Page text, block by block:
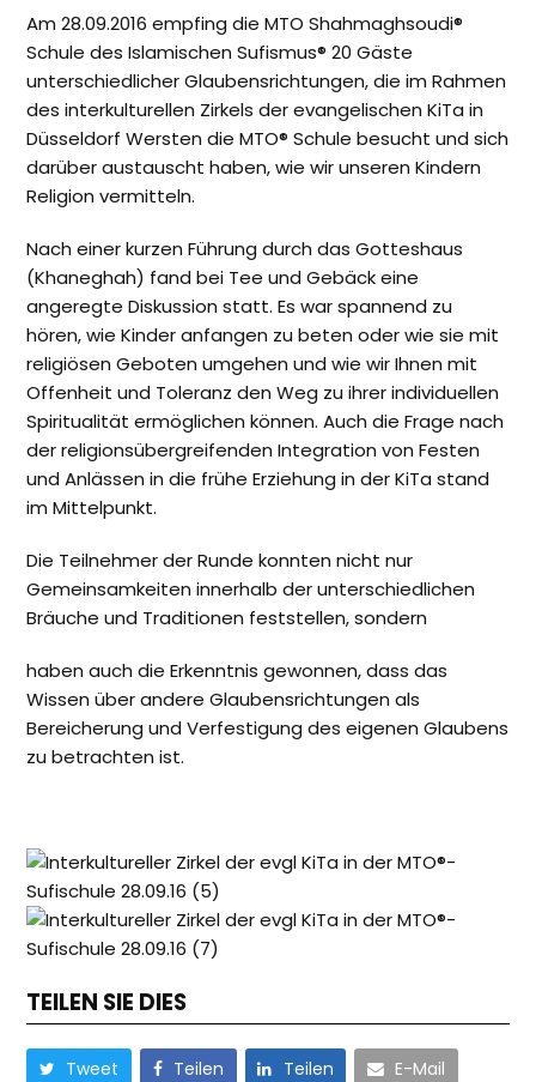
Am 28.09.2016 empfing die MTO Shahmaghsoudi®
Schule des Islamischen Sufismus® 20 Gäste
unterschiedlicher Glaubensrichtungen, die im Rahmen
des interkulturellen Zirkels der evangelischen KiTa in
Düsseldorf Wersten die MTO® Schule besucht und sich
darüber austauscht haben, wie wir unseren Kindern
Religion vermitteln.
Nach einer kurzen Führung durch das Gotteshaus
(Khaneghah) fand bei Tee und Gebäck eine
angeregte Diskussion statt. Es war spannend zu
hören, wie Kinder anfangen zu beten oder wie sie mit
religiösen Geboten umgehen und wie wir Ihnen mit
Offenheit und Toleranz den Weg zu ihrer individuellen
Spiritualität ermöglichen können. Auch die Frage nach
der religionsübergreifenden Integration von Festen
und Anlässen in die frühe Erziehung in der KiTa stand
im Mittelpunkt.
Die Teilnehmer der Runde konnten nicht nur
Gemeinsamkeiten innerhalb der unterschiedlichen
Bräuche und Traditionen feststellen, sondern
haben auch die Erkenntnis gewonnen, dass das
Wissen über andere Glaubensrichtungen als
Bereicherung und Verfestigung des eigenen Glaubens
zu betrachten ist.
TEILEN SIE DIES
Tweet Teilen Teilen E-Mail